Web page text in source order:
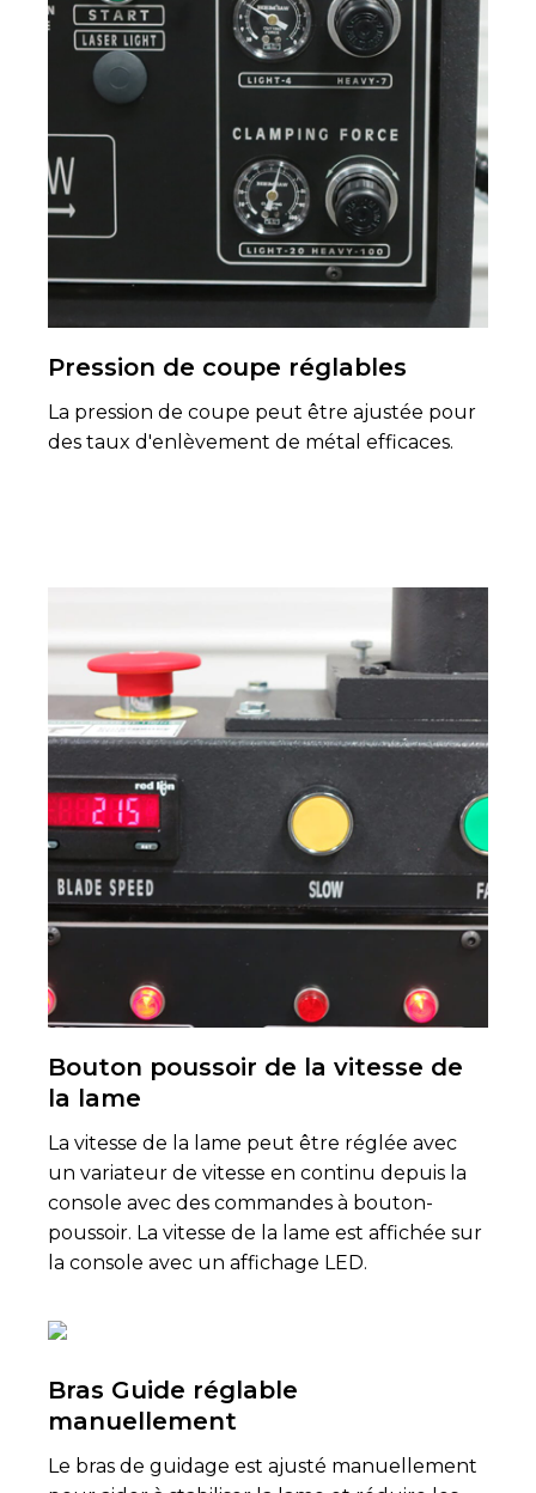
Pression de coupe réglables
La pression de coupe peut être ajustée pour
des taux d'enlèvement de métal efficaces.
Bouton poussoir de la vitesse de
la lame
La vitesse de la lame peut être réglée avec
un variateur de vitesse en continu depuis la
console avec des commandes à bouton-
poussoir. La vitesse de la lame est affichée sur
la console avec un affichage LED.
Bras Guide réglable
manuellement
Le bras de guidage est ajusté manuellement